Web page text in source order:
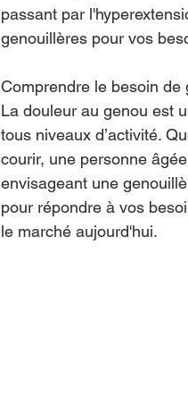
passant par
genouillères pour vos
Comprendre le besoin de
La douleur au genou est
tous niveaux d’activité.
courir, une personne
envisageant une
pour répondre à vos
le marché aujourd'hui.